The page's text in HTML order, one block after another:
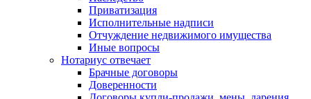
Приватизация
Исполнительные надписи
Отчуждение недвижимого имущества
Иные вопросы
Нотариус отвечает
Брачные договоры
Доверенности